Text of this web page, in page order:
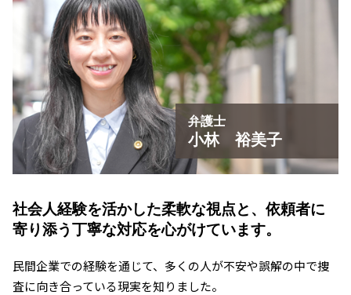
弁護士
小林 裕美子
社会人経験を活かした柔軟な視点と、 依頼者に
寄り添う丁寧な対応を心がけています。
民間企業での経験を通じて、多くの人が不安や誤解の中で捜
査に向き合っている現実を知りました。